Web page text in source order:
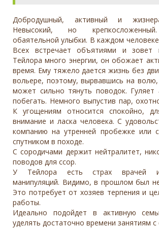
Добродушный, активный и
Невысокий, но
обаятельной улыбки. В каждом
Всех встречает объятиями и зовет
Тейлора много энергии, он обожает
время. Ему тяжело дается жизнь без
вольере, поэтому, вырвавшись на
может сильно тянуть поводок. Гуляет
побегать. Немного выпустив пар,
К угощениям относится спокойно,
внимание и ласка человека. С
компанию на утренней пробежке или
спутником в походе.
С сородичами держит нейтралитет,
поводов для ссор.
У Тейлора есть страх врачей и
манипуляций. Видимо, в прошлом был
Это потребует от хозяев терпения и
работы.
Идеально подойдет в активную
уделять достаточно времени занятиям с